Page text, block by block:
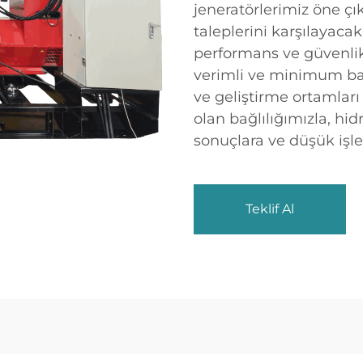
jeneratörlerimiz öne
taleplerini
performans ve
verimli ve minimum
ve geliştirme
olan bağlılığımızla,
sonuçlara ve düşük
Teklif Al